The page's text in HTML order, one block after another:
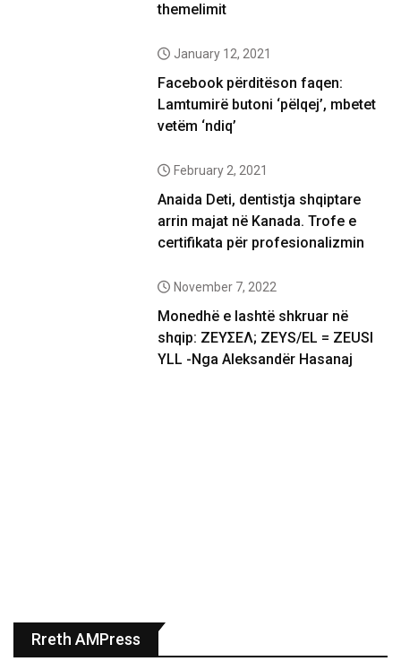
themelimit
January 12, 2021
Facebook përditëson faqen:
Lamtumirë butoni ‘pëlqej’, mbetet
vetëm ‘ndiq’
February 2, 2021
Anaida Deti, dentistja shqiptare
arrin majat në Kanada. Trofe e
certifikata për profesionalizmin
November 7, 2022
Monedhë e lashtë shkruar në
shqip: ΖΕΥΣΕΛ; ZEYS/EL = ZEUSI
YLL -Nga Aleksandër Hasanaj
Rreth AMPress